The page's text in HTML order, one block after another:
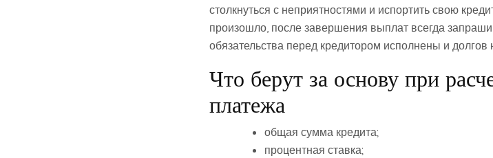
столкнуться с неприятностями и испортить свою
произошло, после завершения выплат всегда
обязательства перед кредитором исполнены и долгов
Что берут за основу при
платежа
общая сумма кредита;
процентная ставка;